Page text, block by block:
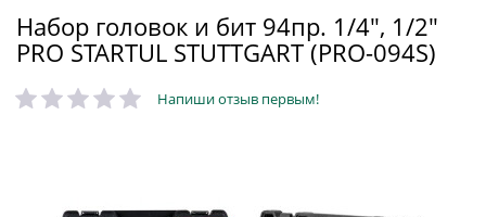
Набор головок и бит 94пр. 1/4", 1/2"
PRO STARTUL STUTTGART (PRO-094S)
Напиши отзыв первым!